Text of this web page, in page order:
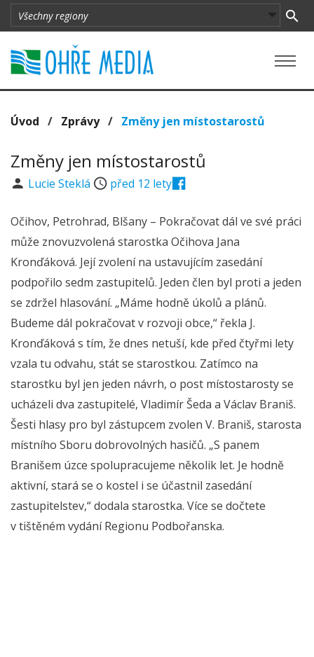
Úvod / Zprávy/ Změny jen místostarostů
Změny jen místostarostů
Lucie Steklá před 12 lety
Očihov, Petrohrad, Blšany – Pokračovat dál ve své práci
může znovuzvolená starostka Očihova Jana
Kronďáková. Její zvolení na ustavujícím zasedání
podpořilo sedm zastupitelů. Jeden člen byl proti a jeden
se zdržel hlasování. „Máme hodně úkolů a plánů.
Budeme dál pokračovat v rozvoji obce,“ řekla J.
Kronďáková s tím, že dnes netuší, kde před čtyřmi lety
vzala tu odvahu, stát se starostkou. Zatímco na
starostku byl jen jeden návrh, o post místostarosty se
ucházeli dva zastupitelé, Vladimír Šeda a Václav Braniš.
Šesti hlasy pro byl zástupcem zvolen V. Braniš, starosta
místního Sboru dobrovolných hasičů. „S panem
Branišem úzce spolupracujeme několik let. Je hodně
aktivní, stará se o kostel i se účastnil zasedání
zastupitelstev,“ dodala starostka. Více se dočtete
v tištěném vydání Regionu Podbořanska.